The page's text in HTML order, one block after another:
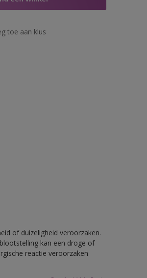
toe aan klus
of duizeligheid veroorzaken.
kan een droge of
reactie veroorzaken